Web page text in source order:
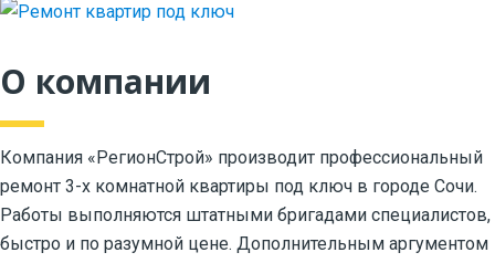
О компании
Компания «РегионСтрой» производит профессиональный
ремонт 3-х комнатной квартиры под ключ в городе Сочи.
Работы выполняются штатными бригадами специалистов,
быстро и по разумной цене. Дополнительным аргументом